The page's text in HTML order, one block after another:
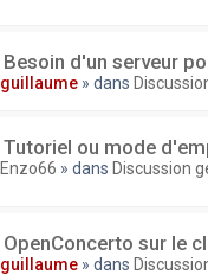
Besoin d'un serveur
guillaume » dans
Tutoriel ou mode
Enzo66 » dans Discussion
OpenConcerto sur le
guillaume » dans